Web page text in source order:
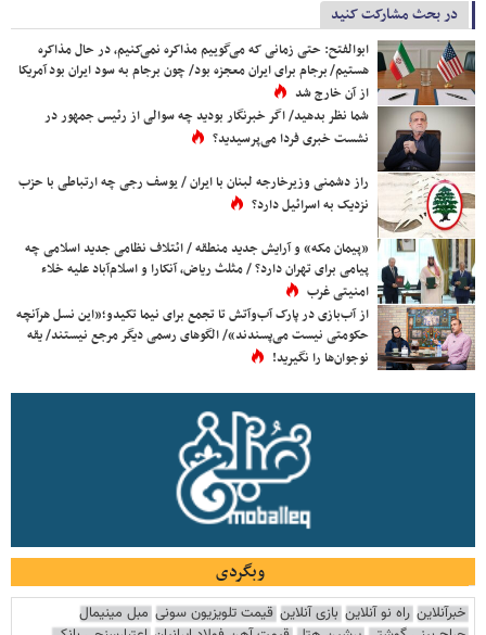
در بحث مشارکت کنید
ابوالفتح: حتی زمانی که می‌گوییم مذاکره نمی‌کنیم، در حال مذاکره
هستیم/ برجام برای ایران معجزه بود/ چون برجام به سود ایران بود آمریکا
از آن خارج شد
شما نظر بدهید/ اگر خبرنگار بودید چه سوالی از رئیس جمهور در
نشست خبری فردا می‌پرسیدید؟
راز دشمنی وزیرخارجه لبنان با ایران / یوسف رجی چه ارتباطی با حزب
نزدیک به اسرائیل دارد؟
«پیمان مکه» و آرایش جدید منطقه / ائتلاف نظامی جدید اسلامی چه
پیامی برای تهران دارد؟ / مثلث ریاض، آنکارا و اسلام‌آباد علیه خلاء
امنیتی غرب
از آب‌بازی در پارک آب‌وآتش تا تجمع برای نیما تکیدو؛«این نسل هرآنچه
حکومتی نیست می‌پسندند»/ الگوهای رسمی دیگر مرجع نیستند/ یقه
نوجوان‌ها را نگیرید!
وبگردی
خبرآنلاین راه نو آنلاین بازی آنلاین قیمت تلویزیون سونی مبل مینیمال